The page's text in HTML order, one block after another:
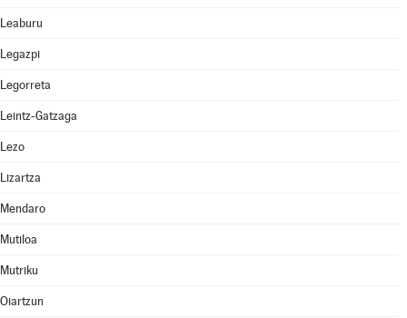
Leaburu
Legazpi
Legorreta
Leintz-Gatzaga
Lezo
Lizartza
Mendaro
Mutiloa
Mutriku
Oiartzun